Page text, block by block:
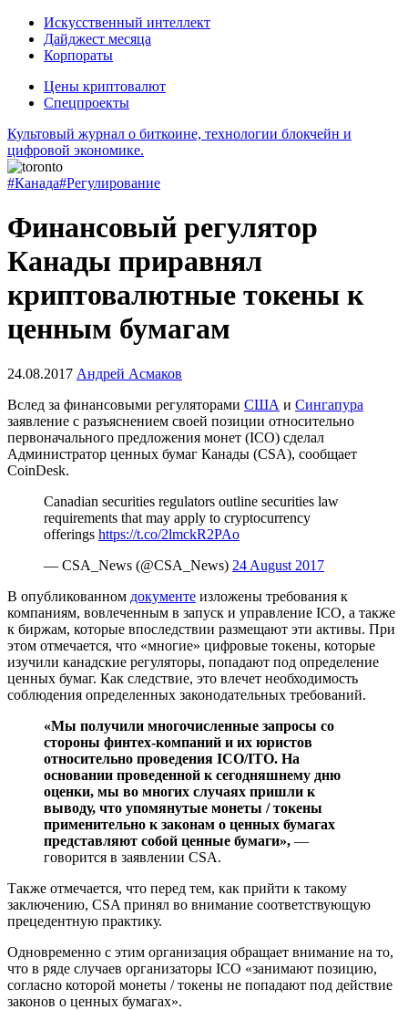
Искусственный интеллект
Дайджест месяца
Корпораты
Цены криптовалют
Спецпроекты
Культовый журнал о биткоине, технологии блокчейн и
цифровой экономике.
#Канада#Регулирование
Финансовый регулятор
Канады приравнял
криптовалютные токены к
ценным бумагам
24.08.2017 Андрей Асмаков
Вслед за финансовыми регуляторами США и Сингапура
заявление с разъяснением своей позиции относительно
первоначального предложения монет (ICO) сделал
Администратор ценных бумаг Канады (CSA), сообщает
CoinDesk.
Canadian securities regulators outline securities law
requirements that may apply to cryptocurrency
offerings https://t.co/2lmckR2PAo
— CSA_News (@CSA_News) 24 August 2017
В опубликованном документе изложены требования к
компаниям, вовлеченным в запуск и управление ICO, а также
к биржам, которые впоследствии размещают эти активы. При
этом отмечается, что «многие» цифровые токены, которые
изучили канадские регуляторы, попадают под определение
ценных бумаг. Как следствие, это влечет необходимость
соблюдения определенных законодательных требований.
«Мы получили многочисленные запросы со
стороны финтех-компаний и их юристов
относительно проведения ICO/ITO. На
основании проведенной к сегодняшнему дню
оценки, мы во многих случаях пришли к
выводу, что упомянутые монеты / токены
применительно к законам о ценных бумагах
представляют собой ценные бумаги», —
говорится в заявлении CSA.
Также отмечается, что перед тем, как прийти к такому
заключению, CSA принял во внимание соответствующую
прецедентную практику.
Одновременно с этим организация обращает внимание на то,
что в ряде случаев организаторы ICO «занимают позицию,
согласно которой монеты / токены не попадают под действие
законов о ценных бумагах».